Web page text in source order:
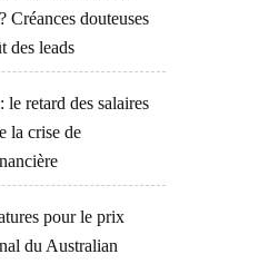
Créances douteuses
des leads
retard des salaires
la crise de
pour le prix
du Australian